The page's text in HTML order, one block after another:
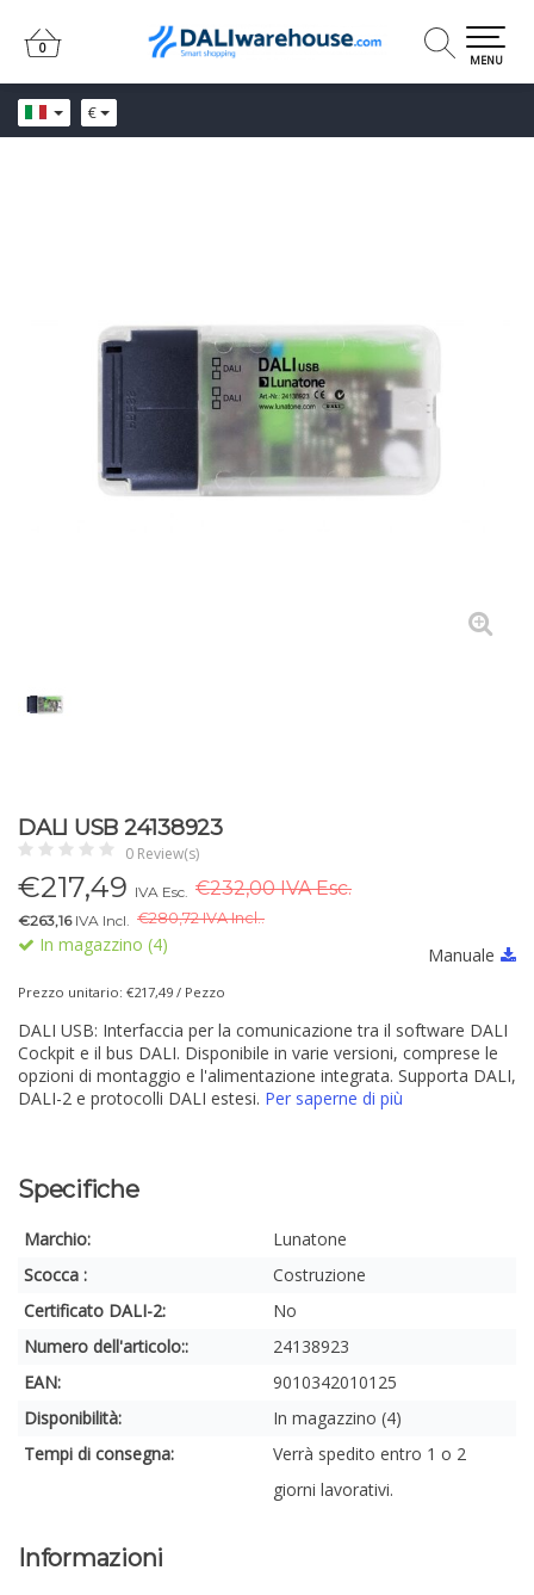
€
0
0
MENU
DALI USB 24138923
0 Review(s)
€217,49 IVA Esc. €232,00 IVA Esc.
€263,16IVA Incl. €280,72 IVA Incl..
In magazzino (4) Manuale
Prezzo unitario: €217,49 / Pezzo
DALI USB: Interfaccia per la comunicazione tra il software DALI
Cockpit e il bus DALI. Disponibile in varie versioni, comprese le
opzioni di montaggio e l'alimentazione integrata. Supporta DALI,
DALI-2 e protocolli DALI estesi. Per saperne di più
Specifiche
Marchio:
Lunatone
Scocca :
Costruzione
Certificato DALI-2:
No
Numero dell'articolo::
24138923
EAN:
9010342010125
Disponibilità:
In magazzino (4)
Tempi di consegna:
Verrà spedito entro 1 o 2
giorni lavorativi.
Informazioni